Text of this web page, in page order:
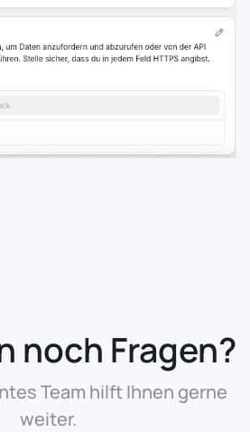
noch Fragen?
Team hilft Ihnen gerne
weiter.